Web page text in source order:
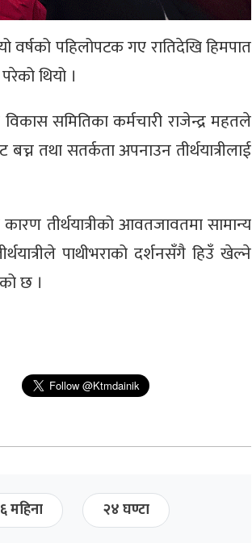
वर्षको पहिलोपटक गए रातिदेखि हिमपात
थियो ।
विकास समितिका कर्मचारी राजेन्द्र महतले
तथा सतर्कता अपनाउन तीर्थयात्रीलाई
तीर्थयात्रीको आवतजावतमा सामान्य
पाथीभराको दर्शनसँगै हिउँ खेल्ने
छ ।
६ महिना २४ घण्टा